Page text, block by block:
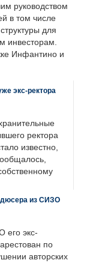
руководством
в том числе
для
инвесторам.
Инфантино и
экс-ректора
ректора
известно,
из СИЗО
его экс-
по
авторских